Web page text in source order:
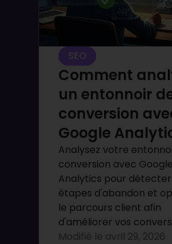
SEO
Comment
un entonnoir
conversion
Google
Analysez votre
conversion avec Google
Analytics pour
étapes d'abandon et
le parcours client afin
d'améliorer vos
Modifié le avril 29, 2026